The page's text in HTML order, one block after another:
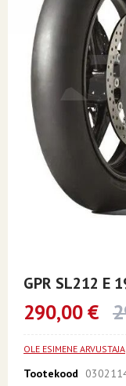
beginning
images
GPR SL212 E
290,00 €
OLE ESIMENE ARVUSTAJA
Tootekood